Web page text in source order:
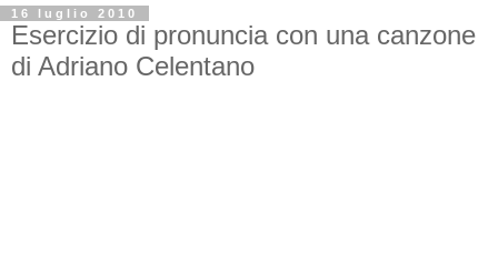
16 luglio 2010
Esercizio di pronuncia con una canzone
di Adriano Celentano